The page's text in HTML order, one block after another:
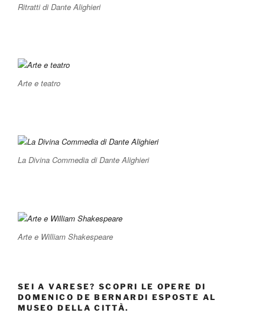
Ritratti di Dante Alighieri
Arte e teatro
La Divina Commedia di Dante Alighieri
Arte e William Shakespeare
SEI A VARESE? SCOPRI LE OPERE DI
DOMENICO DE BERNARDI ESPOSTE AL
MUSEO DELLA CITTÀ.